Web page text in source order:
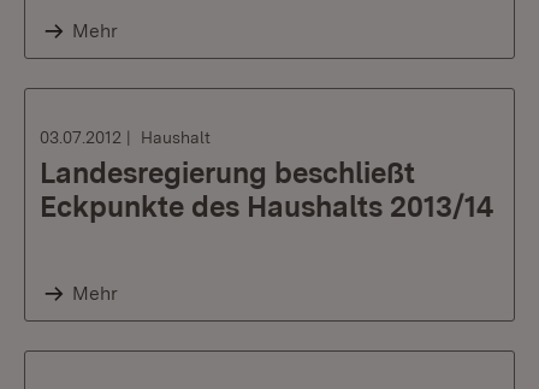
Mehr
03.07.2012 Haushalt
Landesregierung beschließt
Eckpunkte des Haushalts 2013/14
Mehr